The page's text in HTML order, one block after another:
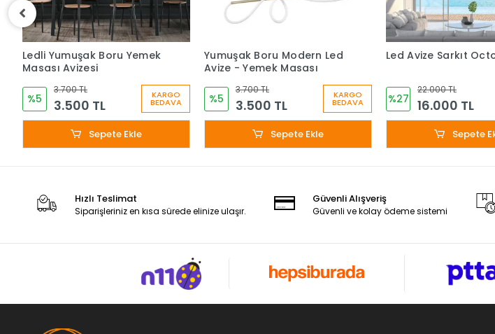
Ledli Yumuşak Boru Yemek
Masası Avizesi
%5
3.700 TL
3.500 TL
KARGO
BEDAVA
Sepete Ekle
Yumuşak Boru Modern Led
Avize - Yemek Masası
%5
3.700 TL
3.500 TL
KARGO
BEDAVA
Sepete Ekle
Led Avize Sarkıt
%27
22.000 TL
16.000 TL
Sepete
Hızlı Teslimat
Siparişleriniz en kısa sürede elinize ulaşır.
Güvenli Alışveriş
Güvenli ve kolay ödeme sistemi